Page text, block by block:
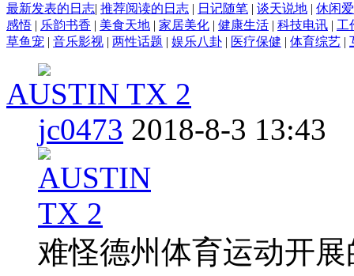
最新发表的日志| 推荐阅读的日志 | 日记随笔 | 谈天说地 | 休闲
感悟 | 乐韵书香 | 美食天地 | 家居美化 | 健康生活 | 科技电讯 | 工
草鱼宠 | 音乐影视 | 两性话题 | 娱乐八卦 | 医疗保健 | 体育综艺 |
AUSTIN TX 2
jc0473 2018-8-3 13:43
难怪德州体育运动开